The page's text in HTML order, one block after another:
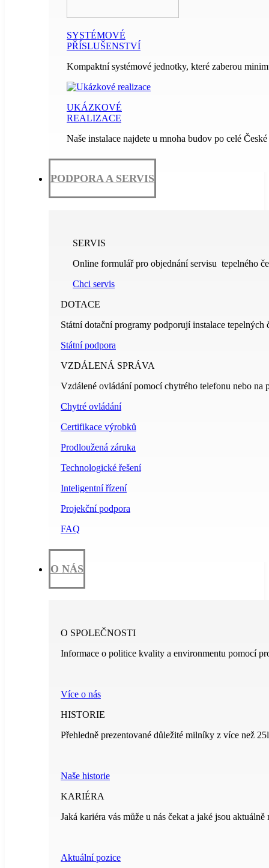
SYSTÉMOVÉ
PŘÍSLUŠENSTVÍ
Kompaktní systémové jednotky, které zaberou
UKÁZKOVÉ
REALIZACE
Naše instalace najdete u mnoha budov po celé
PODPORA A SERVIS
SERVIS
Online formulář pro objednání servisu tepelného
Chci servis
DOTACE
Státní dotační programy podporují instalace tepelných
Státní podpora
VZDÁLENÁ SPRÁVA
Vzdálené ovládání pomocí chytrého telefonu nebo na
Chytré ovládání
Certifikace výrobků
Prodloužená záruka
Technologické řešení
Inteligentní řízení
Projekční podpora
FAQ
O NÁS
O SPOLEČNOSTI
Informace o politice kvality a environmentu pomocí
Více o nás
HISTORIE
Přehledně prezentované důležité milníky z více než
Naše historie
KARIÉRA
Jaká kariéra vás může u nás čekat a jaké jsou
Aktuální pozice